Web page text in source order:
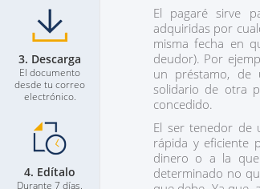
3. Descarga
El documento
desde tu correo
electrónico.
4. Edítalo
Durante 7 días.
El pagaré sirve
adquiridas por
misma fecha en
deudor). Por
un préstamo, de
solidario de otra
concedido.
El ser tenedor de
rápida y eficiente
dinero o a la
determinado no